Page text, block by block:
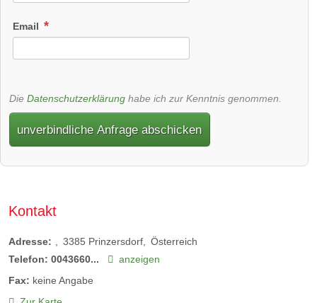
Email
Die Datenschutzerklärung habe ich zur Kenntnis genommen.
unverbindliche Anfrage abschicken
Kontakt
Adresse: 3385 Prinzersdorf
Österreich
Telefon: 0043660...
anzeigen
Fax: keine Angabe